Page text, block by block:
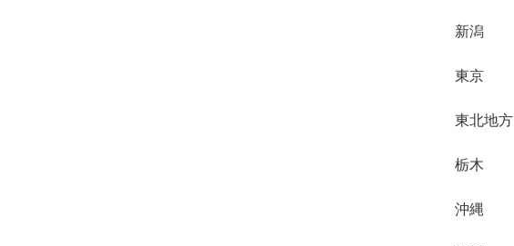
新潟
東京
東北地方
栃木
沖縄